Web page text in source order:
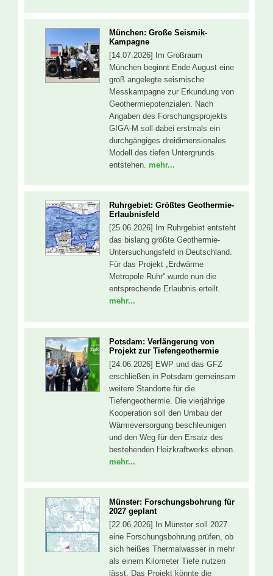
München: Große Seismik-
Kampagne
[14.07.2026] Im Großraum
München beginnt Ende August eine
groß angelegte seismische
Messkampagne zur Erkundung von
Geothermiepotenzialen. Nach
Angaben des Forschungsprojekts
GIGA-M soll dabei erstmals ein
durchgängiges dreidimensionales
Modell des tiefen Untergrunds
entstehen. mehr...
Ruhrgebiet: Größtes Geothermie-
Erlaubnisfeld
[25.06.2026] Im Ruhrgebiet entsteht
das bislang größte Geothermie-
Untersuchungsfeld in Deutschland.
Für das Projekt „Erdwärme
Metropole Ruhr“ wurde nun die
entsprechende Erlaubnis erteilt.
mehr...
Potsdam: Verlängerung von
Projekt zur Tiefengeothermie
[24.06.2026] EWP und das GFZ
erschließen in Potsdam gemeinsam
weitere Standorte für die
Tiefengeothermie. Die vierjährige
Kooperation soll den Umbau der
Wärmeversorgung beschleunigen
und den Weg für den Ersatz des
bestehenden Heizkraftwerks ebnen.
mehr...
Münster: Forschungsbohrung für
2027 geplant
[22.06.2026] In Münster soll 2027
eine Forschungsbohrung prüfen, ob
sich heißes Thermalwasser in mehr
als einem Kilometer Tiefe nutzen
lässt. Das Projekt könnte die